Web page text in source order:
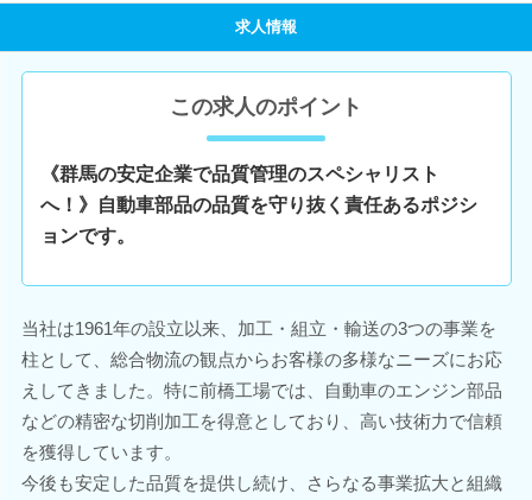
求人情報
この求人のポイント
《群馬の安定企業で品質管理のスペシャリスト
へ！》自動車部品の品質を守り抜く責任あるポジシ
ョンです。
当社は1961年の設立以来、加工・組立・輸送の3つの事業を
柱として、総合物流の観点からお客様の多様なニーズにお応
えしてきました。特に前橋工場では、自動車のエンジン部品
などの精密な切削加工を得意としており、高い技術力で信頼
を獲得しています。
今後も安定した品質を提供し続け、さらなる事業拡大と組織